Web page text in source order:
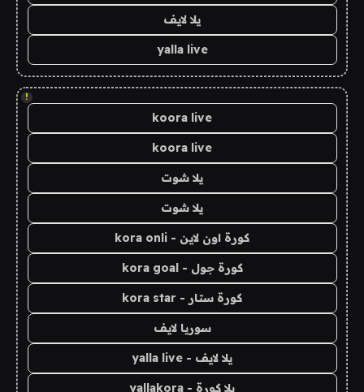
يلا لايف
yalla live
!
koora live
koora live
يلا شوت
يلا شوت
كورة اون لاين - kora onli
كورة جول - kora goal
كورة ستار - kora star
سوريا لايف
يلا لايف - yalla live
يلا كورة - yallakora